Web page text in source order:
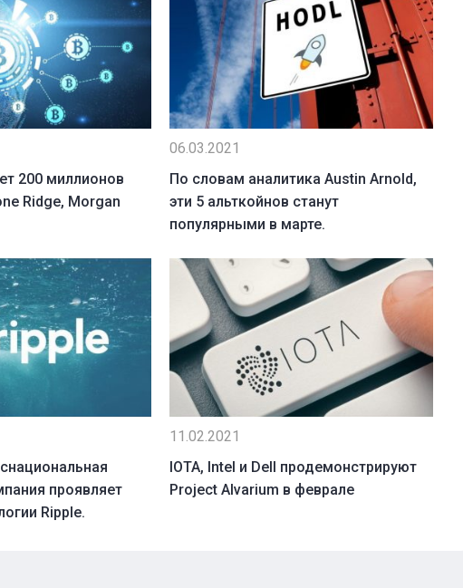
200 миллионов
Ridge, Morgan
06.03.2021
По словам аналитика Austin Arnold,
эти 5 альткойнов станут
популярными в марте.
проявляет
Ripple.
11.02.2021
IOTA, Intel и Dell продемонстрируют
Project Alvarium в феврале